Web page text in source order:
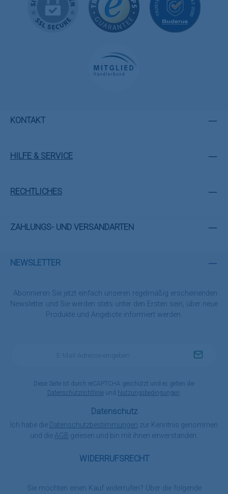
KONTAKT
HILFE & SERVICE
RECHTLICHES
ZAHLUNGS- UND VERSANDARTEN
WIDERRUFSRECHT
Sie möchten einen Kauf widerrufen? Über die folgende
NEWSLETTER
Abonnieren Sie jetzt einfach unseren regelmäßig erscheinenden
Newsletter und Sie werden stets unter den Ersten sein, über neue
Produkte und Angebote informiert werden.
Diese Seite ist durch reCAPTCHA geschützt und es gelten die
Datenschutzrichtlinieund Nutzungsbedingungen
Datenschutz
Ich habe die Datenschutzbestimmungen zur Kenntnis genommen
und die AGB gelesen und bin mit ihnen einverstanden.